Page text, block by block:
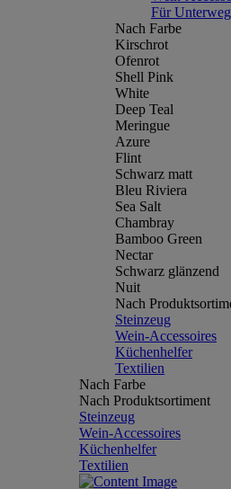
Für
Nach Farbe
Kirschrot
Ofenrot
Shell Pink
White
Deep Teal
Meringue
Azure
Flint
Schwarz matt
Bleu Riviera
Sea Salt
Chambray
Bamboo Green
Nectar
Schwarz glänzend
Nuit
Nach
Steinzeug
Wein-Accessoires
Küchenhelfer
Textilien
Nach Farbe
Nach Produktsortiment
Steinzeug
Wein-Accessoires
Küchenhelfer
Textilien